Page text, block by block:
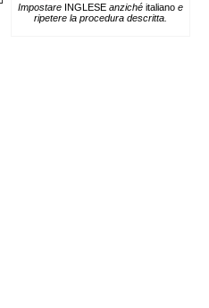
Impostare INGLESEanziché italianoe
ripetere la procedura descritta.